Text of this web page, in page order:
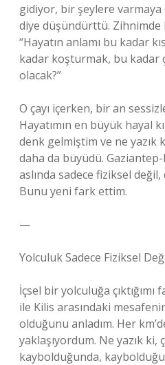
gidiyor, bir şeylere varmaya
diye düşündürttü.
“Hayatın anlamı bu kadar
kadar koşturmak, bu kadar
olacak?”
O çayı içerken, bir an
Hayatımın en büyük hayal
denk gelmiştim ve ne yazık
daha da büyüdü. Gaziantep-
aslında sadece fiziksel
Bunu yeni fark ettim.
—
Yolculuk Sadece Fiziksel
İçsel bir yolculuğa
ile Kilis arasındaki
olduğunu anladım. Her
yaklaşıyordum. Ne yazık ki,
kaybolduğunda,